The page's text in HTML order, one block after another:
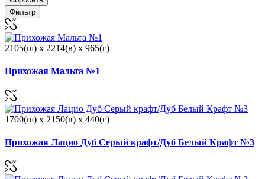
Фильтр
2105(ш) x 2214(в) x 965(г)
Прихожая Мальта №1
1700(ш) x 2150(в) x 440(г)
Прихожая Лацио Дуб Серый крафт/Дуб Белый Крафт №3